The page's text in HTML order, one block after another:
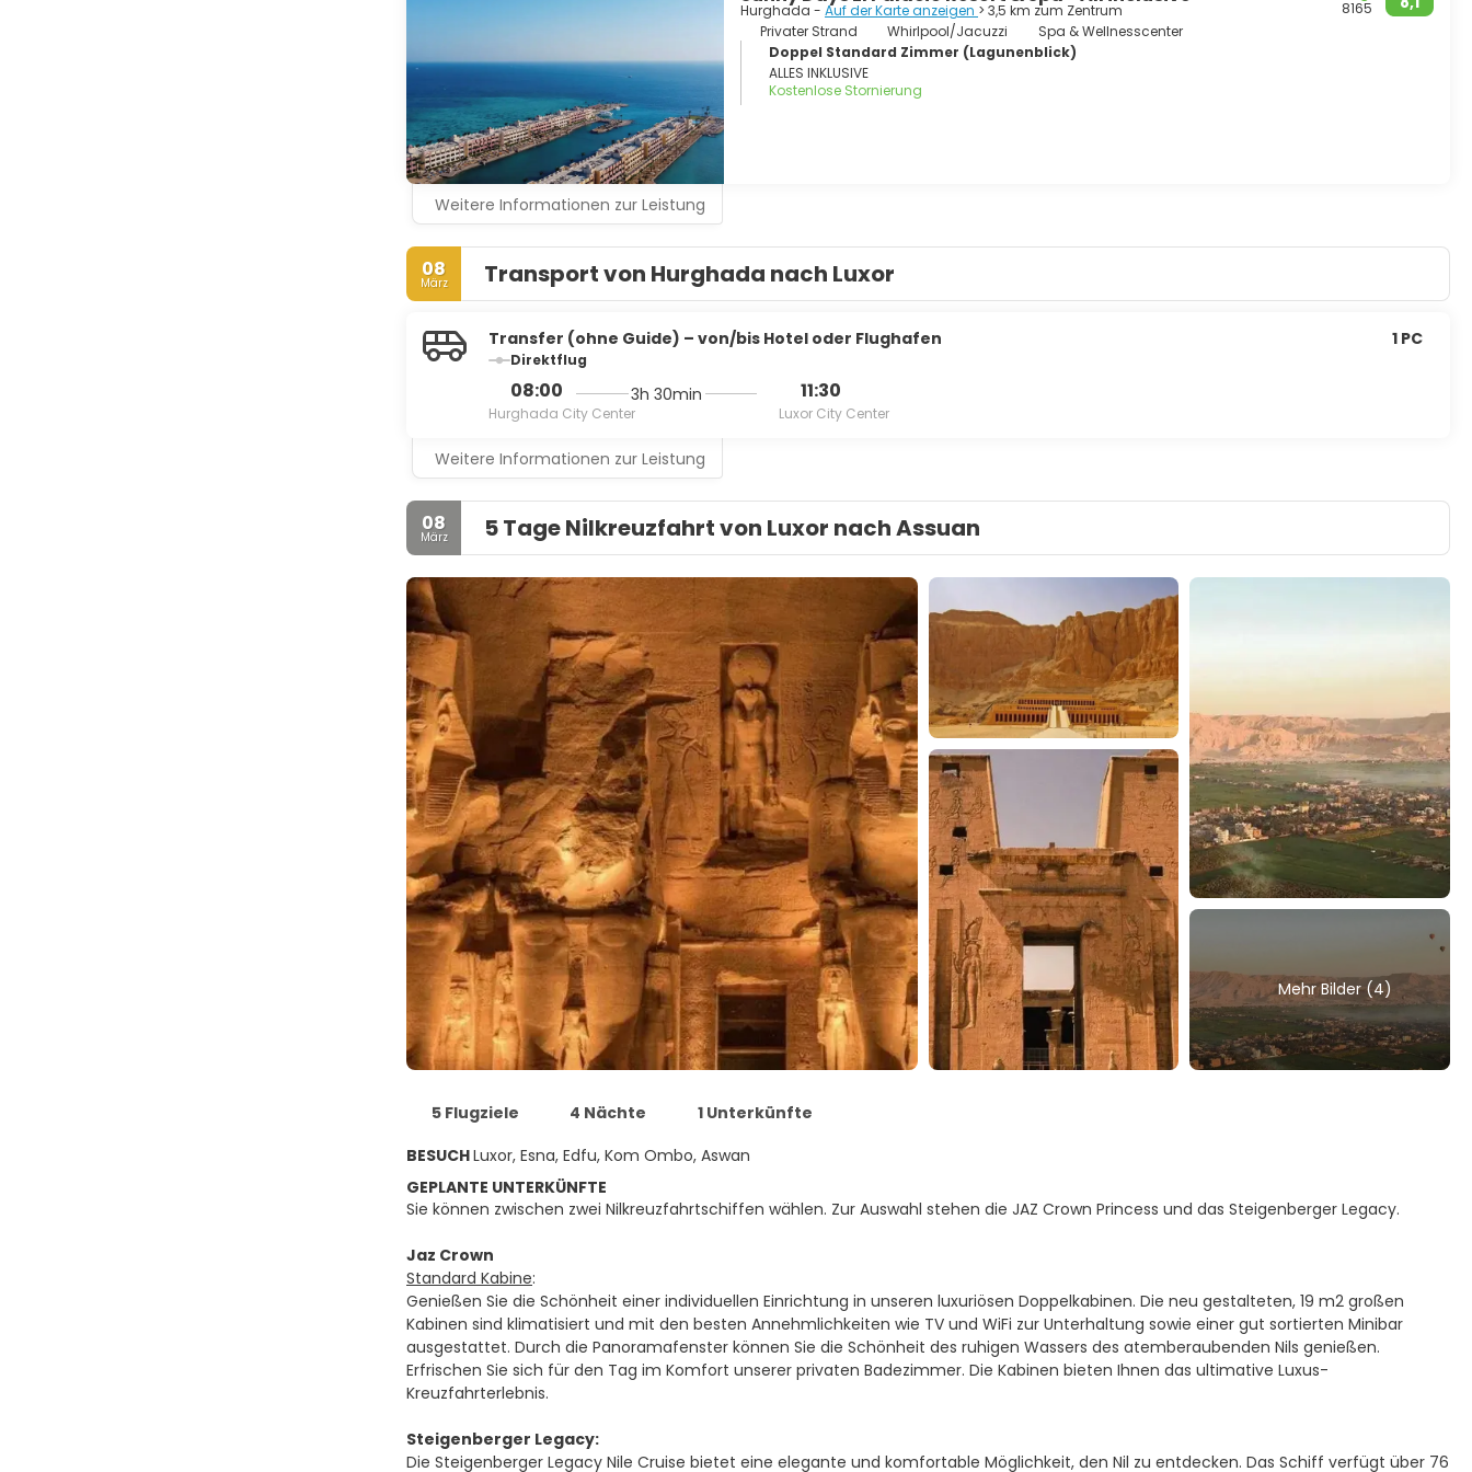
Hurghada - Auf der Karte anzeigen > 3,5 km zum Zentrum
8165
Privater Strand
Whirlpool/Jacuzzi
Spa & Wellnesscenter
Doppel Standard Zimmer (Lagunenblick)
ALLES INKLUSIVE
Kostenlose Stornierung
Weitere Informationen zur Leistung
08
März Transport von Hurghada nach Luxor
Transfer (ohne Guide) – von/bis Hotel oder Flughafen
Direktflug
08:00
Hurghada City Center
3h 30min 11:30
Luxor City Center
1 PC
Weitere Informationen zur Leistung
08
März 5 Tage Nilkreuzfahrt von Luxor nach Assuan
Mehr Bilder (4)
5 Flugziele 4 Nächte
1 Unterkünfte
BESUCHLuxor, Esna, Edfu, Kom Ombo, Aswan
GEPLANTE UNTERKÜNFTE
Sie können zwischen zwei Nilkreuzfahrtschiffen wählen. Zur Auswahl stehen die JAZ Crown Princess und das Steigenberger Legacy.
Jaz Crown
Standard Kabine:
Genießen Sie die Schönheit einer individuellen Einrichtung in unseren luxuriösen Doppelkabinen. Die neu gestalteten, 19 m2 großen
Kabinen sind klimatisiert und mit den besten Annehmlichkeiten wie TV und WiFi zur Unterhaltung sowie einer gut sortierten Minibar
ausgestattet. Durch die Panoramafenster können Sie die Schönheit des ruhigen Wassers des atemberaubenden Nils genießen.
Erfrischen Sie sich für den Tag im Komfort unserer privaten Badezimmer. Die Kabinen bieten Ihnen das ultimative Luxus-
Kreuzfahrterlebnis.
Steigenberger Legacy:
Die Steigenberger Legacy Nile Cruise bietet eine elegante und komfortable Möglichkeit, den Nil zu entdecken. Das Schiff verfügt über 76